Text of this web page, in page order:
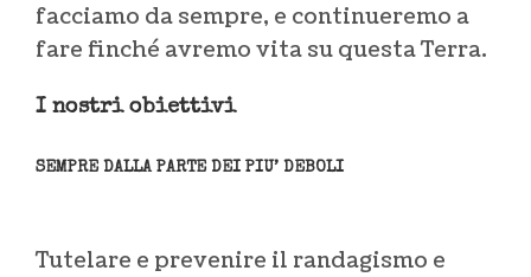
facciamo da sempre, e continueremo a
fare finché avremo vita su questa Terra.
I nostri obiettivi
SEMPRE DALLA PARTE DEI PIU’ DEBOLI
Tutelare e prevenire il randagismo e